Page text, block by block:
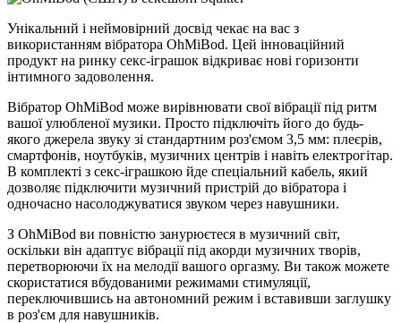
Унікальний і неймовірний досвід чекає на вас з
використанням вібратора OhMiBod. Цей інноваційний
продукт на ринку секс-іграшок відкриває нові горизонти
інтимного задоволення.
Вібратор OhMiBod може вирівнювати свої вібрації під ритм
вашої улюбленої музики. Просто підключіть його до будь-
якого джерела звуку зі стандартним роз'ємом 3,5 мм: плеєрів,
смартфонів, ноутбуків, музичних центрів і навіть електрогітар.
В комплекті з секс-іграшкою йде спеціальний кабель, який
дозволяє підключити музичний пристрій до вібратора і
одночасно насолоджуватися звуком через навушники.
З OhMiBod ви повністю занурюєтеся в музичний світ,
оскільки він адаптує вібрації під акорди музичних творів,
перетворюючи їх на мелодії вашого оргазму. Ви також можете
скористатися вбудованими режимами стимуляції,
переключившись на автономний режим і вставивши заглушку
в роз'єм для навушників.